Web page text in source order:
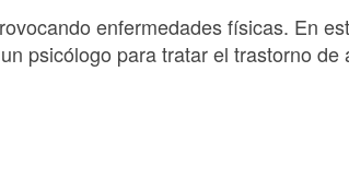
enfermedades físicas. En
psicólogo para tratar el trastorno de